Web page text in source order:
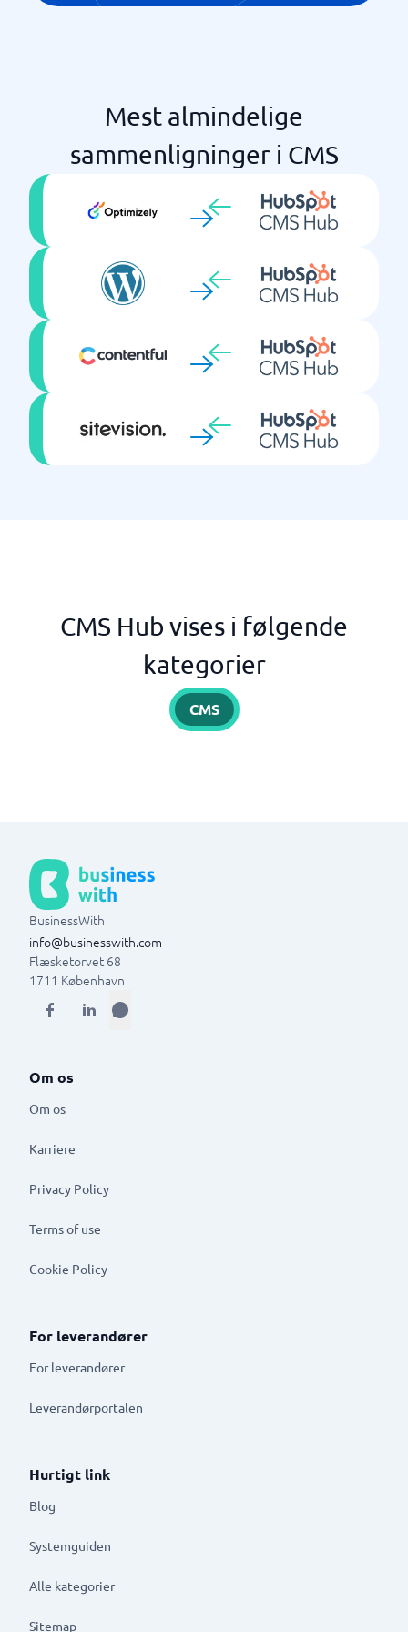
Mest almindelige
sammenligninger i CMS
CMS Hub vises i følgende
kategorier
CMS
BusinessWith
info@businesswith.com
Flæsketorvet 68
1711 København
Om os
Om os
Karriere
Privacy Policy
Terms of use
Cookie Policy
For leverandører
For leverandører
Leverandørportalen
Hurtigt link
Blog
Systemguiden
Alle kategorier
Sitemap